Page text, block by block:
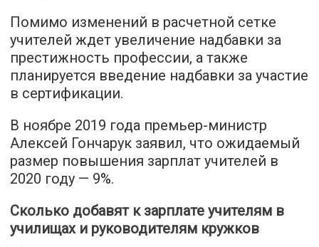
Помимо изменений в расчетной сетке
учителей ждет увеличение надбавки за
престижность профессии, а также
планируется введение надбавки за участие
в сертификации.
В ноябре 2019 года премьер-министр
Алексей Гончарук заявил, что ожидаемый
размер повышения зарплат учителей в
2020 году — 9%.
Сколько добавят к зарплате учителям в
училищах и руководителям кружков